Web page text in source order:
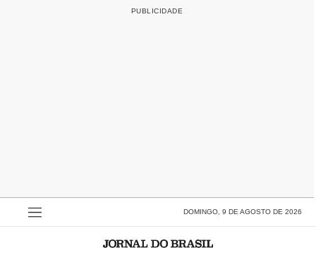
DOMINGO, 9 DE AGOSTO DE 2026